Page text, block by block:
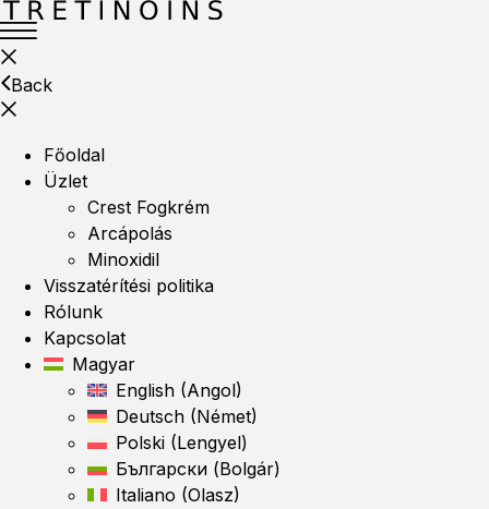
Back
Főoldal
Üzlet
Crest Fogkrém
Arcápolás
Minoxidil
Visszatérítési politika
Rólunk
Kapcsolat
Magyar
English (Angol)
Deutsch (Német)
Polski (Lengyel)
Български (Bolgár)
Italiano (Olasz)